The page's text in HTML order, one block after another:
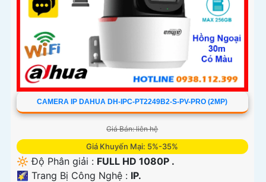
CAMERA IP DAHUA DH-IPC-PT2249B2-S-PV-PRO (2MP)
Giá Bán: liên hệ
Giá Khuyến Mại: 5%-35%
🔆 Độ Phân giải : FULL HD 1080P .
🌠 Trang Bị Công Nghệ : IP.